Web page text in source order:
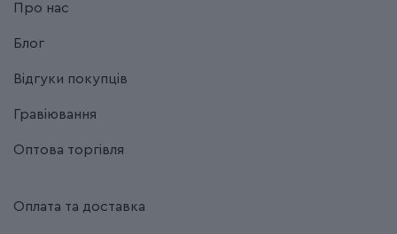
Про нас
Блог
Відгуки покупців
Гравіювання
Оптова торгівля
Оплата та доставка